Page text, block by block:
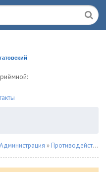
Администрация » Противодействие наркомании